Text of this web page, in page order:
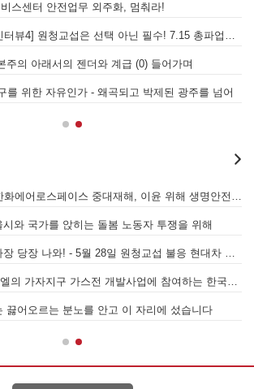
스센터 안전업무 외주화, 멈춰라!
[원청교섭투쟁 기획인터뷰4] 원청교섭은 선택 아닌 필수! 7.15 총파업은 자본에 원청교섭 시작을 알리는 첫걸음이자 선전포고다
주의 아래서의 젠더와 계급 (0) 들어가며
를 위한 자유인가 - 왜곡되고 박제된 광주를 넘어
[후기] SK하이닉스·한화에어로스페이스 중대재해, 이윤 위해 생명안전을 위협하는 '첨단산업' 자본을 규탄하다
와 국가를 앉히는 돌봄 노동자 투쟁을 위해
[후기] 현대차 진짜 사장 당장 나와! - 5월 28일 원청교섭 불응 현대차 규탄 금속노조 결의대회
[우리의 투쟁] 이스라엘의 가자지구 가스전 개발사업에 참여하는 한국석유공사 규탄 기자회견이 열리다.
끓어오르는 분노를 안고 이 자리에 섰습니다